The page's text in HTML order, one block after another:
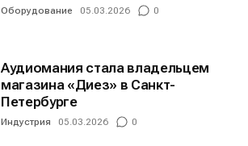
Оборудование 05.03.2026 0
Аудиомания стала владельцем
магазина «Диез» в Санкт-
Петербурге
Индустрия 05.03.2026 0